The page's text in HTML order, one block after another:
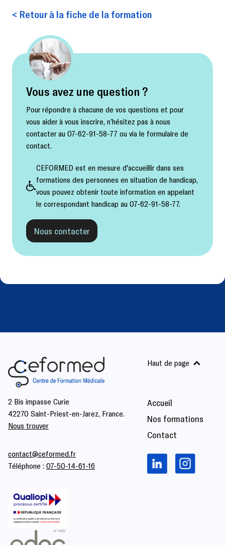
< Retour à la fiche de la formation
Vous avez une question ?
Pour répondre à chacune de vos questions et pour
vous aider à vous inscrire, n’hésitez pas à nous
contacter au 07-62-91-58-77 ou via le formulaire de
contact.
CEFORMED est en mesure d'accueillir dans ses
formations des personnes en situation de handicap,
vous pouvez obtenir toute information en appelant
le correspondant handicap au 07-62-91-58-77.
Nous contacter
2 Bis impasse Curie
42270 Saint-Priest-en-Jarez, France.
Nous trouver
Accueil
Nos formations
Contact
Haut de page
contact@ceformed.fr
Téléphone : 07-50-14-61-16